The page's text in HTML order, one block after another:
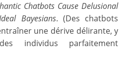
Chatbots Cause Delusional
Bayesians. (Des chatbots
une dérive délirante, y
individus parfaitement